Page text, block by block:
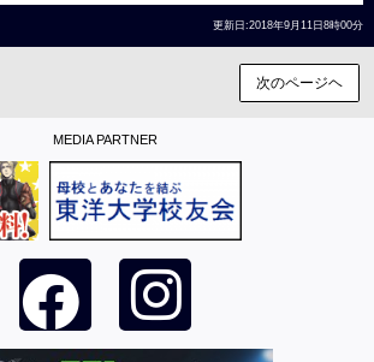
更新日:2018年9月11日8時00分
次のページヘ
MEDIA PARTNER